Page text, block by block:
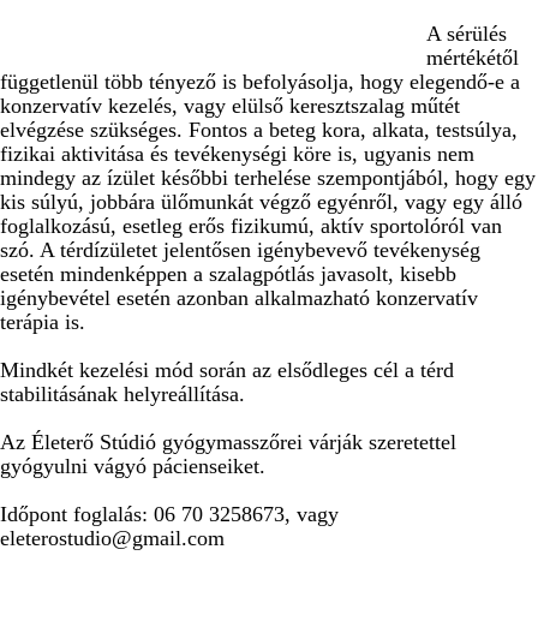
A sérülés
mértékétől
függetlenül több tényező is befolyásolja, hogy elegendő-e a
konzervatív kezelés, vagy elülső keresztszalag műtét
elvégzése szükséges. Fontos a beteg kora, alkata, testsúlya,
fizikai aktivitása és tevékenységi köre is, ugyanis nem
mindegy az ízület későbbi terhelése szempontjából, hogy egy
kis súlyú, jobbára ülőmunkát végző egyénről, vagy egy álló
foglalkozású, esetleg erős fizikumú, aktív sportolóról van
szó. A térdízületet jelentősen igénybevevő tevékenység
esetén mindenképpen a szalagpótlás javasolt, kisebb
igénybevétel esetén azonban alkalmazható konzervatív
terápia is.
Mindkét kezelési mód során az elsődleges cél a térd
stabilitásának helyreállítása.
Az Életerő Stúdió gyógymasszőrei várják szeretettel
gyógyulni vágyó pácienseiket.
Időpont foglalás: 06 70 3258673, vagy
eleterostudio@gmail.com